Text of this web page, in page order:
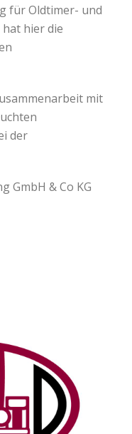
für Oldtimer- und
hier die
mit
der
GmbH & Co KG